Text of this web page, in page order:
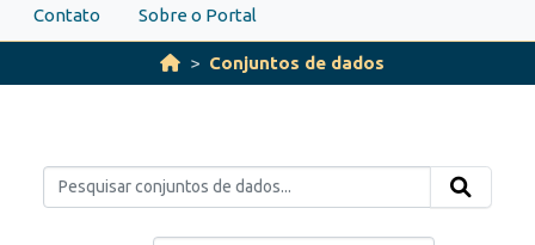
Contato Sobre o Portal
Conjuntos de dados